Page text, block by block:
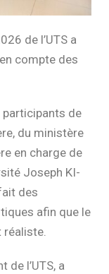
de l’UTS a
compte des
participants de
du ministère
en charge de
Joseph KI-
des
afin que le
de l’UTS, a